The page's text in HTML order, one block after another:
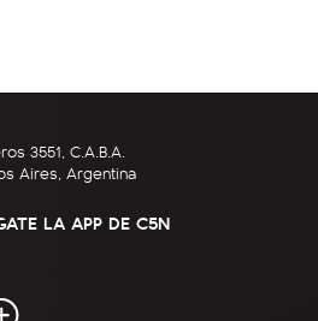
3551, C.A.B.A.
Aires, Argentina
LA APP DE C5N